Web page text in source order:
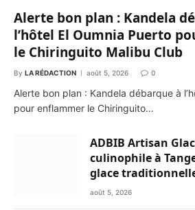
Alerte bon plan : Kandela
l’hôtel El Oumnia Puerto
le Chiringuito Malibu Club
By LA RÉDACTION août 5, 2026 0
Alerte bon plan : Kandela débarque à
pour enflammer le Chiringuito…
ADBIB Artisan
culinophile à
glace
premières de choix
août 5, 2026